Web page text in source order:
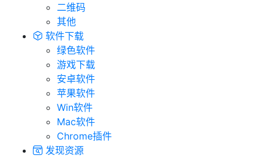
二维码
其他
软件下载
绿色软件
游戏下载
安卓软件
苹果软件
Win软件
Mac软件
Chrome插件
发现资源